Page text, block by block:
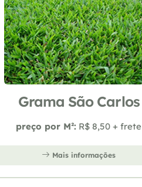
Grama São Carlos
preço por M²: R$ 8,50 + frete
Mais informações